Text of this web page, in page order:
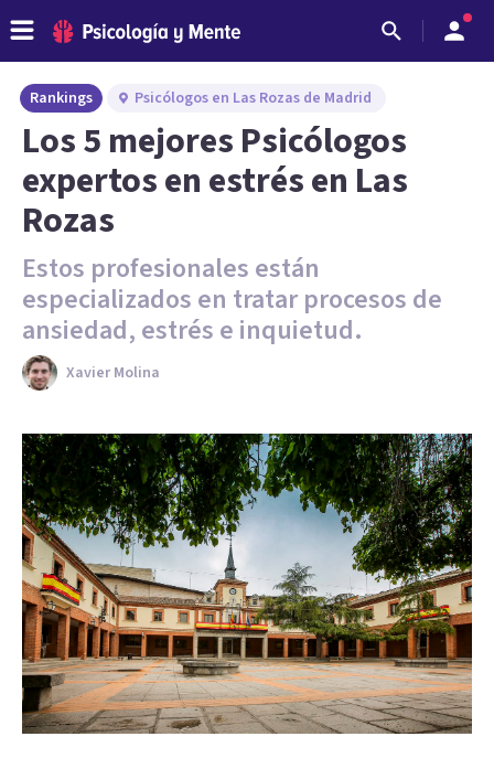
Rankings Psicólogos en Las Rozas de Madrid
Los 5 mejores Psicólogos
expertos en estrés en Las
Rozas
Estos profesionales están
especializados en tratar procesos de
ansiedad, estrés e inquietud.
Xavier Molina